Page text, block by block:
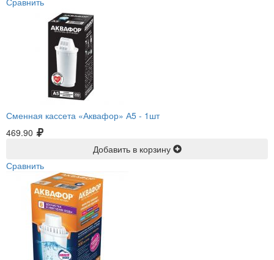
Сменная кассета «Аквафор» А5 - 1шт
469.90
Добавить в корзину
Сравнить